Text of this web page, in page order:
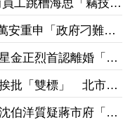
工跳槽海思「竊技術
半
安重申「政府刁難民
謊要用千萬個謊來
金正烈首認離婚「分
仍照顧
批「雙標」 北市府
伯洋質疑蔣市府「標